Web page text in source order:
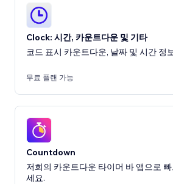
Clock: 시간, 카운트다운 및 기타
코드 표시 카운트다운, 날짜 및 시간 정
무료 플랜 가능
Countdown
저희의 카운트다운 타이머 바 앱으로
세요.